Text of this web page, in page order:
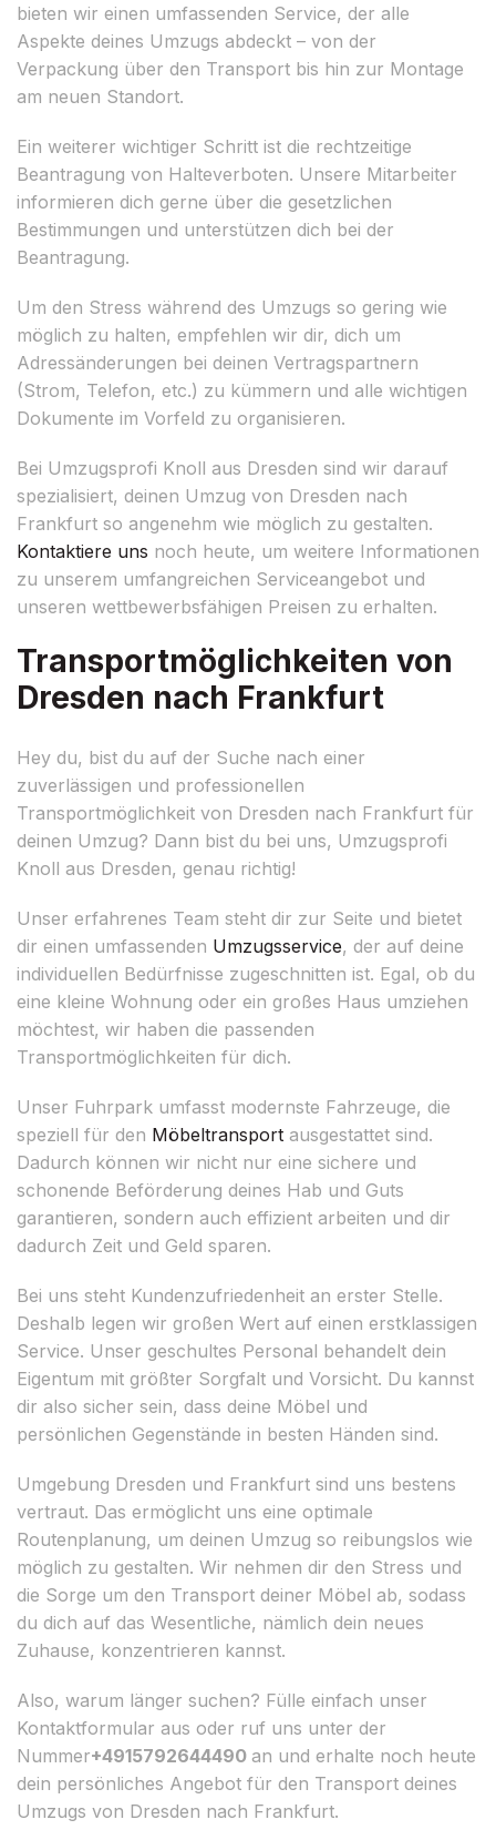
bieten wir einen umfassenden Service, der alle
Aspekte deines Umzugs abdeckt – von der
Verpackung über den Transport bis hin zur Montage
am neuen Standort.
Ein weiterer wichtiger Schritt ist die rechtzeitige
Beantragung von Halteverboten. Unsere Mitarbeiter
informieren dich gerne über die gesetzlichen
Bestimmungen und unterstützen dich bei der
Beantragung.
Um den Stress während des Umzugs so gering wie
möglich zu halten, empfehlen wir dir, dich um
Adressänderungen bei deinen Vertragspartnern
(Strom, Telefon, etc.) zu kümmern und alle wichtigen
Dokumente im Vorfeld zu organisieren.
Bei Umzugsprofi Knoll aus Dresden sind wir darauf
spezialisiert, deinen Umzug von Dresden nach
Frankfurt so angenehm wie möglich zu gestalten.
Kontaktiere uns noch heute, um weitere Informationen
zu unserem umfangreichen Serviceangebot und
unseren wettbewerbsfähigen Preisen zu erhalten.
Transportmöglichkeiten von
Dresden nach Frankfurt
Hey du, bist du auf der Suche nach einer
zuverlässigen und professionellen
Transportmöglichkeit von Dresden nach Frankfurt für
deinen Umzug? Dann bist du bei uns, Umzugsprofi
Knoll aus Dresden, genau richtig!
Unser erfahrenes Team steht dir zur Seite und bietet
dir einen umfassenden Umzugsservice, der auf deine
individuellen Bedürfnisse zugeschnitten ist. Egal, ob du
eine kleine Wohnung oder ein großes Haus umziehen
möchtest, wir haben die passenden
Transportmöglichkeiten für dich.
Unser Fuhrpark umfasst modernste Fahrzeuge, die
speziell für den Möbeltransport ausgestattet sind.
Dadurch können wir nicht nur eine sichere und
schonende Beförderung deines Hab und Guts
garantieren, sondern auch effizient arbeiten und dir
dadurch Zeit und Geld sparen.
Bei uns steht Kundenzufriedenheit an erster Stelle.
Deshalb legen wir großen Wert auf einen erstklassigen
Service. Unser geschultes Personal behandelt dein
Eigentum mit größter Sorgfalt und Vorsicht. Du kannst
dir also sicher sein, dass deine Möbel und
persönlichen Gegenstände in besten Händen sind.
Umgebung Dresden und Frankfurt sind uns bestens
vertraut. Das ermöglicht uns eine optimale
Routenplanung, um deinen Umzug so reibungslos wie
möglich zu gestalten. Wir nehmen dir den Stress und
die Sorge um den Transport deiner Möbel ab, sodass
du dich auf das Wesentliche, nämlich dein neues
Zuhause, konzentrieren kannst.
Also, warum länger suchen? Fülle einfach unser
Kontaktformular aus oder ruf uns unter der
Nummer+4915792644490 an und erhalte noch heute
dein persönliches Angebot für den Transport deines
Umzugs von Dresden nach Frankfurt.